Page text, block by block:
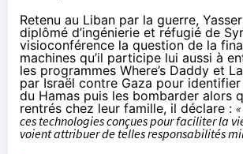
Retenu au Liban par la guerre,
diplômé d’ingénierie et réfugié de
visioconférence la question de la
machines qu’il participe lui aussi à
les programmes Where’s Daddy et
par Israël contre Gaza pour
du Hamas puis les bombarder alors
rentrés chez leur famille, il déclare :
ces technologies conçues pour faciliter la
voient attribuer de telles responsabilités